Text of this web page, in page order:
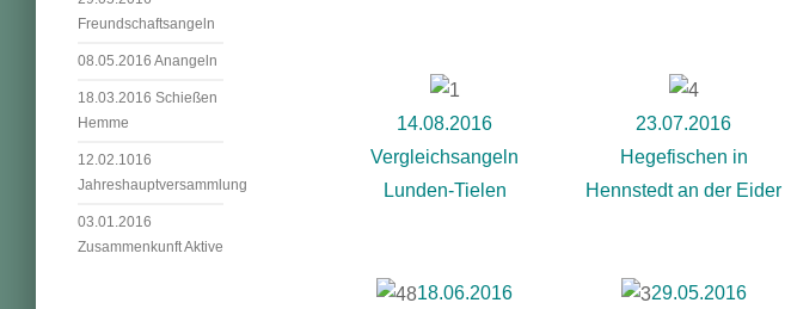
Freundschaftsangeln
08.05.2016 Anangeln
18.03.2016 Schießen
Hemme
12.02.1016
Jahreshauptversammlung
03.01.2016
Zusammenkunft Aktive
14.08.2016
Vergleichsangeln
Lunden-Tielen
23.07.2016
Hegefischen in
Hennstedt an der Eider
18.06.2016
29.05.2016